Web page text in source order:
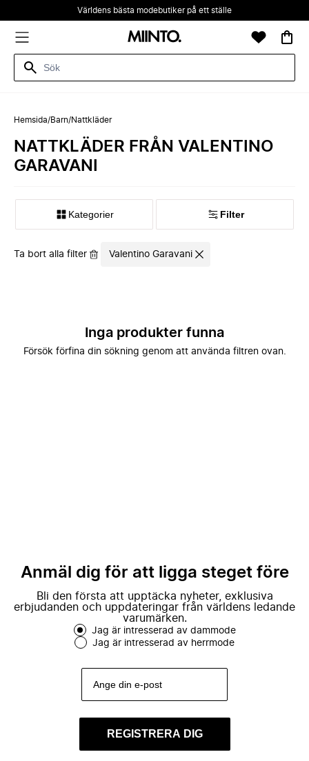
Världens bästa modebutiker på ett ställe
Hemsida/Barn/Nattkläder
NATTKLÄDER FRÅN VALENTINO
GARAVANI
Kategorier Filter
Ta bort alla filter Valentino Garavani
Inga produkter funna
Försök förfina din sökning genom att använda filtren ovan.
Anmäl dig för att ligga steget före
Bli den första att upptäcka nyheter, exklusiva
erbjudanden och uppdateringar från världens ledande
varumärken.
Jag är intresserad av dammode
Jag är intresserad av herrmode
REGISTRERA DIG